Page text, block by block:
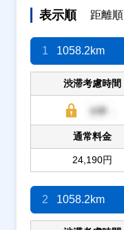
表示順 距離順
1 1058.2km
渋滞考慮時間
通常料金
24,190円
2 1058.2km